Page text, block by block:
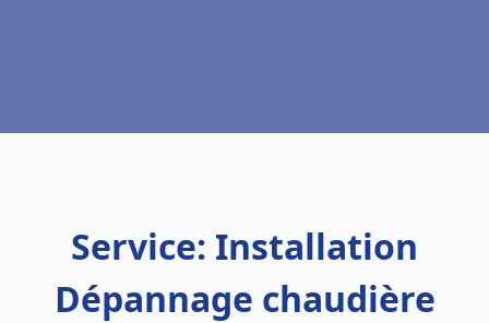
Service: Installation
Dépannage chaudière